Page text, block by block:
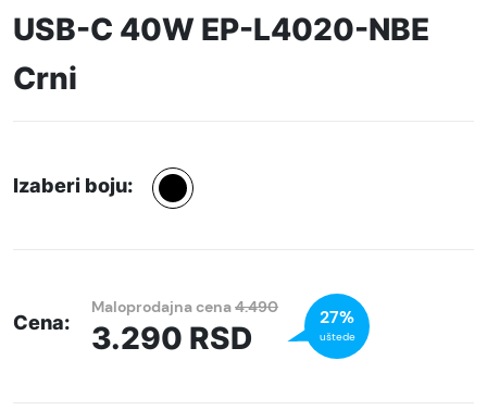
USB-C 40W EP-L4020-NBE
Crni
Izaberi boju:
Cena:
Maloprodajna cena4.490
3.290 RSD
27%
uštede